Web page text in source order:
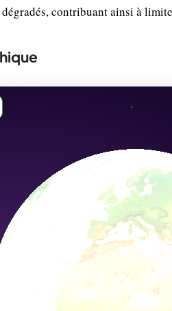
contribuant ainsi à